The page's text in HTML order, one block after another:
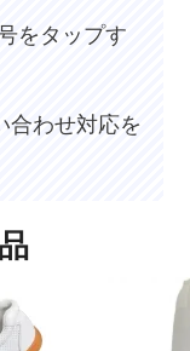
号をタップす
合わせ対応を